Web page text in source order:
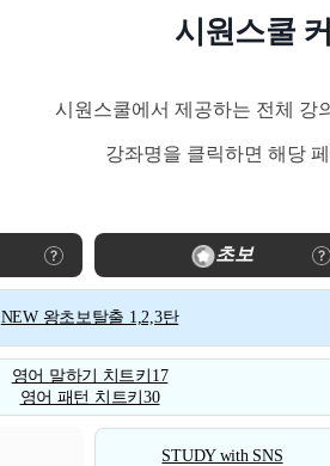
시원스쿨
시원스쿨에서 제공하는 전체 강
강좌명을 클릭하면 해당
초보
NEW 왕초보탈출 1,2,3탄
영어 말하기 치트키17
영어 패턴 치트키30
STUDY with SNS